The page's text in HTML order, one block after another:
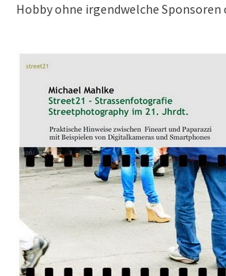
Hobby ohne irgendwelche Sponsoren